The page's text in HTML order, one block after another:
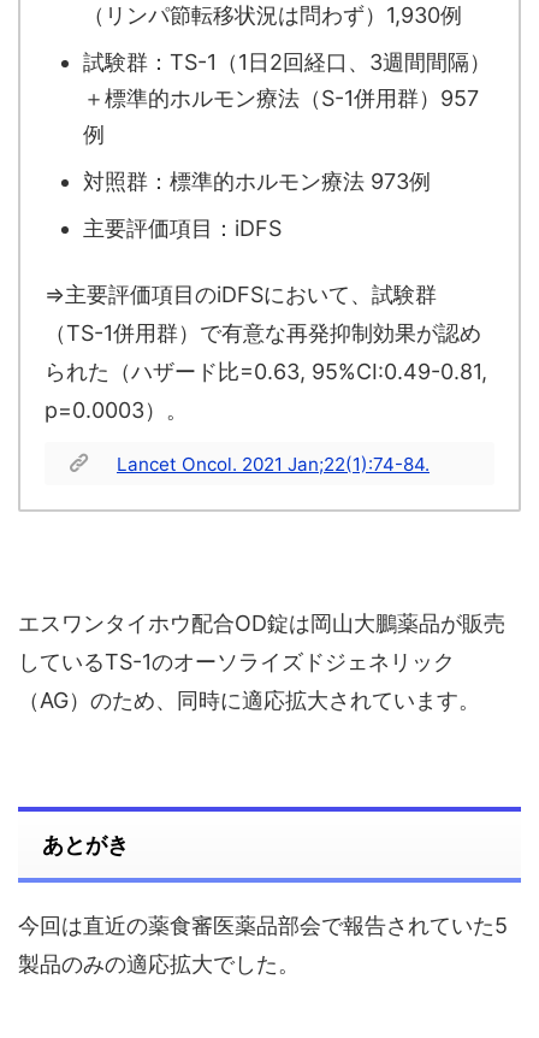
（リンパ節転移状況は問わず）1,930例
試験群：TS-1（1日2回経口、3週間間隔）
＋標準的ホルモン療法（S-1併用群）957
例
対照群：標準的ホルモン療法 973例
主要評価項目：iDFS
⇒主要評価項目のiDFSにおいて、試験群
（TS-1併用群）で有意な再発抑制効果が認め
られた（ハザード比=0.63, 95%CI:0.49-0.81,
p=0.0003）。
Lancet Oncol. 2021 Jan;22(1):74-84.
エスワンタイホウ配合OD錠は岡山大鵬薬品が販売
しているTS-1のオーソライズドジェネリック
（AG）のため、同時に適応拡大されています。
あとがき
今回は直近の薬食審医薬品部会で報告されていた5
製品のみの適応拡大でした。